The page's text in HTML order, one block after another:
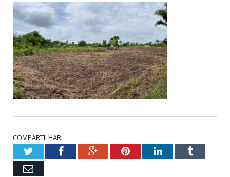
COMPARTILHAR:
TwitterFacebookGoogle+PinterestLinkedInTumblr
Email